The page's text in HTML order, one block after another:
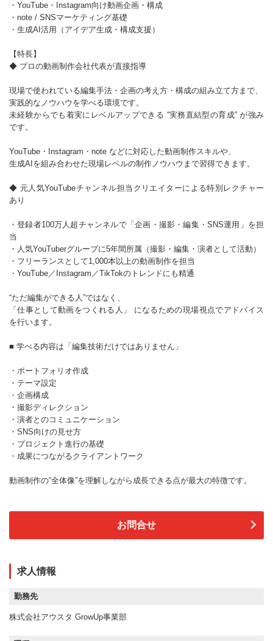
・YouTube・Instagram向け動画企画・構成
・note / SNSマーケティング基礎
・生成AI活用（アイデア生成・構成支援）
【特長】
◆ プロの動画制作会社代表が直接指導
現場で使われている編集手法・企画の考え方・構成の組み立て方まで、
実践的なノウハウを学べる環境です。
未経験からでも着実にレベルアップできる “実務直結型の育成” が強み
です。
YouTube・Instagram・note などに対応した動画制作スキルや、
生成AIを組み合わせた現場レベルの制作ノウハウまで習得できます。
◆ 元人気YouTubeチャンネル担当クリエイターによる特別レクチャー
あり
・登録者100万人超チャンネルで「企画・撮影・編集・SNS運用」を担
当
・人気YouTuberグループに5年間所属（撮影・編集・演者として活動）
・フリーランスとして1,000本以上の動画制作を担当
・YouTube／Instagram／TikTokのトレンドにも精通
“ただ編集ができる人”ではなく、
「仕事として動画をつくれる人」 になるための現場視点でアドバイス
を行います。
■ 学べる内容は「編集技術だけではありません」
・ポートフォリオ作成
・テーマ設定
・企画構成
・撮影ディレクション
・演者とのコミュニケーション
・SNS向けの見せ方
・プロジェクト進行の基礎
・成果につながるクライアントワーク
動画制作の“全体像”を理解しながら成長できる点が最大の特徴です。
お問合せ
求人情報
勤務先
株式会社アウスタ GrowUp事業部